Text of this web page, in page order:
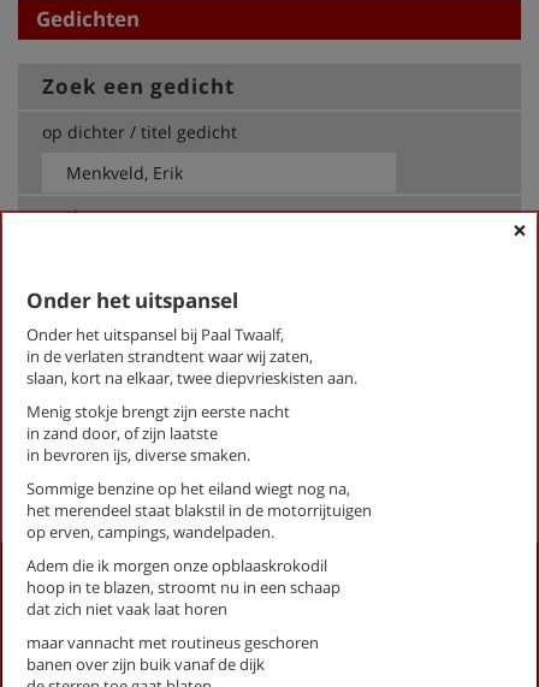
Gedichten
Zoek een gedicht
op dichter / titel gedicht
op thema
Menkveld, Erik
Alles mag je worden
Eerste liefde
Onder het uitspansel
×
Onder het uitspansel
Onder het uitspansel bij Paal Twaalf,
in de verlaten strandtent waar wij zaten,
slaan, kort na elkaar, twee diepvrieskisten aan.
Menig stokje brengt zijn eerste nacht
in zand door, of zijn laatste
in bevroren ijs, diverse smaken.
Sommige benzine op het eiland wiegt nog na,
het merendeel staat blakstil in de motorrijtuigen
op erven, campings, wandelpaden.
Adem die ik morgen onze opblaaskrokodil
hoop in te blazen, stroomt nu in een schaap
dat zich niet vaak laat horen
maar vannacht met routineus geschoren
banen over zijn buik vanaf de dijk
Activiteiten
Lezingen door en over schrijvers
Stadsdichtersduo van Zeist
Boek & Film